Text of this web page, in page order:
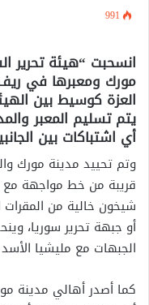
991
انسحبت “هيئة تحرير
مورك ومعبرها في
العزة كوسيط بين
يتم تسليم المعبر
أي اشتباكات بين
وتم تحييد مدينة مورك
قريبة من خط مواجهة مع
شيخون خالية من
أو جبهة تحرير سوريا،
الجبهات مع مليشيا
كما أصدر أهالي مدينة